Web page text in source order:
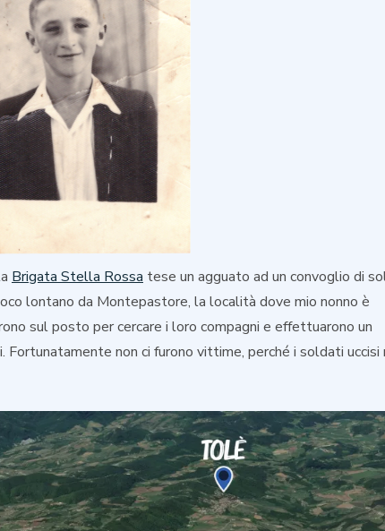
Brigata Stella Rossa tese un agguato ad un convoglio di
lontano da Montepastore, la località dove mio nonno è
sul posto per cercare i loro compagni e effettuarono un
non ci furono vittime, perché i soldati uccisi